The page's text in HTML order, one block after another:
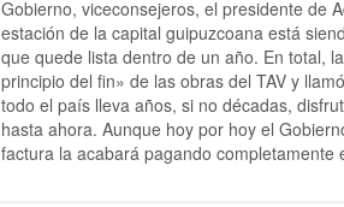
Gobierno, viceconsejeros, el presidente de
estación de la capital guipuzcoana está
que quede lista dentro de un año. En total,
principio del fin» de las obras del TAV y
todo el país lleva años, si no décadas,
hasta ahora. Aunque hoy por hoy el
factura la acabará pagando